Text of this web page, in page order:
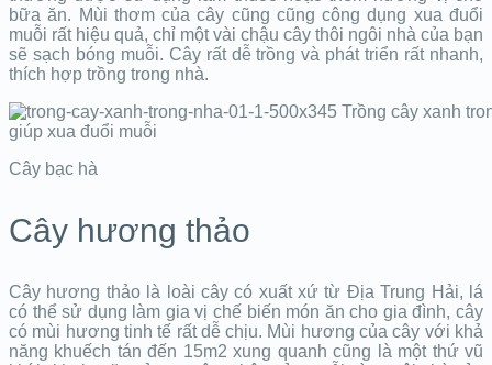
bữa ăn. Mùi thơm của cây cũng cũng công dụng xua đuổi
muỗi rất hiệu quả, chỉ một vài chậu cây thôi ngôi nhà của bạn
sẽ sạch bóng muỗi. Cây rất dễ trồng và phát triển rất nhanh,
thích hợp trồng trong nhà.
Cây bạc hà
Cây hương thảo
Cây hương thảo là loài cây có xuất xứ từ Địa Trung Hải, lá
có thể sử dụng làm gia vị chế biến món ăn cho gia đình, cây
có mùi hương tinh tế rất dễ chịu. Mùi hương của cây với khả
năng khuếch tán đến 15m2 xung quanh cũng là một thứ vũ